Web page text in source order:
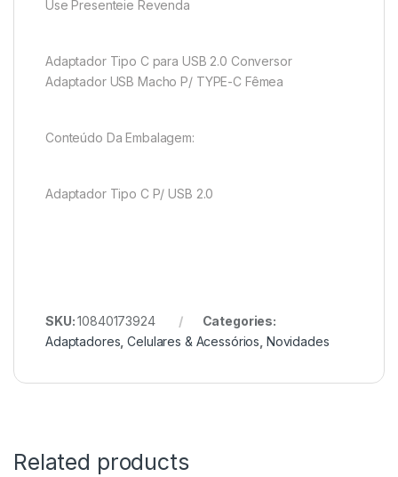
Use Presenteie Revenda
Adaptador Tipo C para USB 2.0 Conversor
Adaptador USB Macho P/ TYPE-C Fêmea
Conteúdo Da Embalagem:
Adaptador Tipo C P/ USB 2.0
SKU:10840173924
Categories:
Adaptadores ,Celulares & Acessórios Novidades
Related products